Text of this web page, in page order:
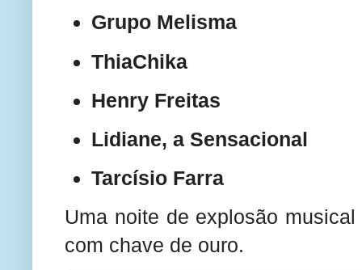
Grupo Melisma
ThiaChika
Henry Freitas
Lidiane, a Sensacional
Tarcísio Farra
Uma noite de explosão
com chave de ouro.